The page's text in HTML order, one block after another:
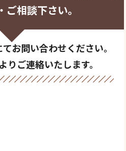
相談下さい。
お問い合わせください。
りご連絡いたします。